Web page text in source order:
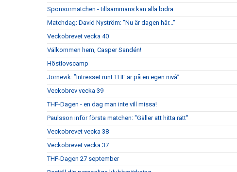
Sponsormatchen - tillsammans kan alla bidra
Matchdag: David Nyström: ”Nu är dagen här..."
Veckobrevet vecka 40
Välkommen hem, Casper Sandén!
Höstlovscamp
Jörnevik: ”Intresset runt THF är på en egen nivå”
Veckobrev vecka 39
THF-Dagen - en dag man inte vill missa!
Paulsson inför första matchen: "Gäller att hitta rätt"
Veckobrevet vecka 38
Veckobrevet vecka 37
THF-Dagen 27 september